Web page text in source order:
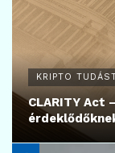
KRIPTO
CLARITY Act